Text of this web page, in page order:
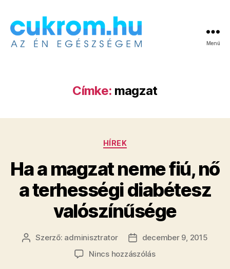
Menü
Címke: magzat
Kategóriák
HÍREK
Ha a magzat neme fiú, nő
a terhességi diabétesz
valószínűsége
Bejegyzés
Szerző: adminisztrator
Bejegyzés
dátuma
december 9, 2015
Nincs hozzászólása(z)